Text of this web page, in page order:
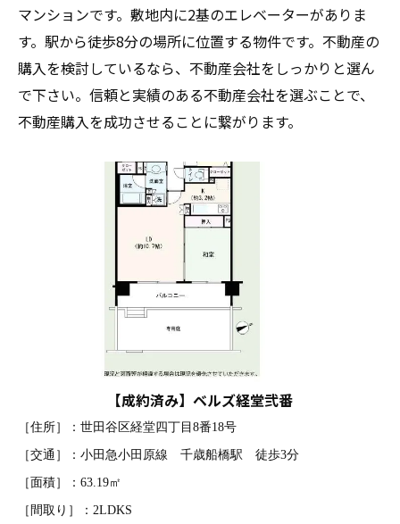
マンションです。敷地内に2基のエレベーターがありま
す。駅から徒歩8分の場所に位置する物件です。不動産の
購入を検討しているなら、不動産会社をしっかりと選ん
で下さい。信頼と実績のある不動産会社を選ぶことで、
不動産購入を成功させることに繋がります。
【成約済み】ベルズ経堂弐番
［住所］：世田谷区経堂四丁目8番18号
［交通］：小田急小田原線 千歳船橋駅 徒歩3分
［面積］：63.19㎡
［間取り］：2LDKS